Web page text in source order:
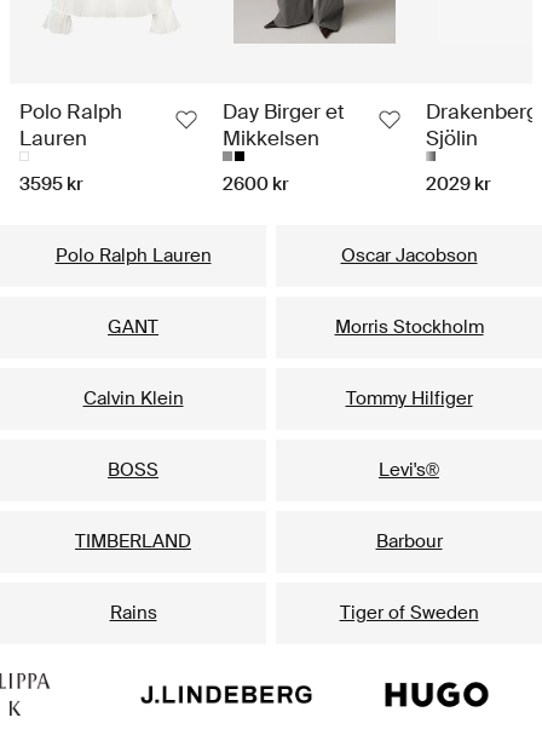
Polo Ralph
Lauren
3595 kr
Day Birger et
Mikkelsen
2600 kr
Drakenberg
Sjölin
2029 kr
Polo Ralph Lauren Oscar Jacobson
GANT Morris Stockholm
Calvin Klein Tommy Hilfiger
BOSS Levi's®
TIMBERLAND Barbour
Rains Tiger of Sweden